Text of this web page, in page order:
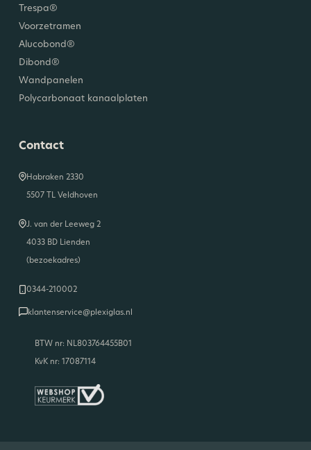
Trespa®
Voorzetramen
Alucobond®
Dibond®
Wandpanelen
Polycarbonaat kanaalplaten
Contact
Habraken 2330
5507 TL Veldhoven
J. van der Leeweg 2
4033 BD Lienden
(bezoekadres)
0344-210002
klantenservice@plexiglas.nl
BTW nr: NL803764455B01
KvK nr: 17087114